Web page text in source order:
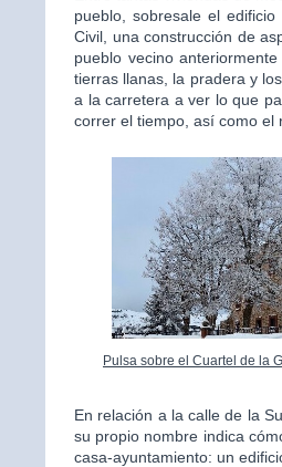
pueblo, sobresale el
Civil, una construcción de
pueblo vecino
tierras llanas, la pradera y
a la carretera a ver lo que
correr el tiempo, así como el
Pulsa sobre el Cuartel de la
En relación a la calle de la
su propio nombre indica
casa-ayuntamiento: un